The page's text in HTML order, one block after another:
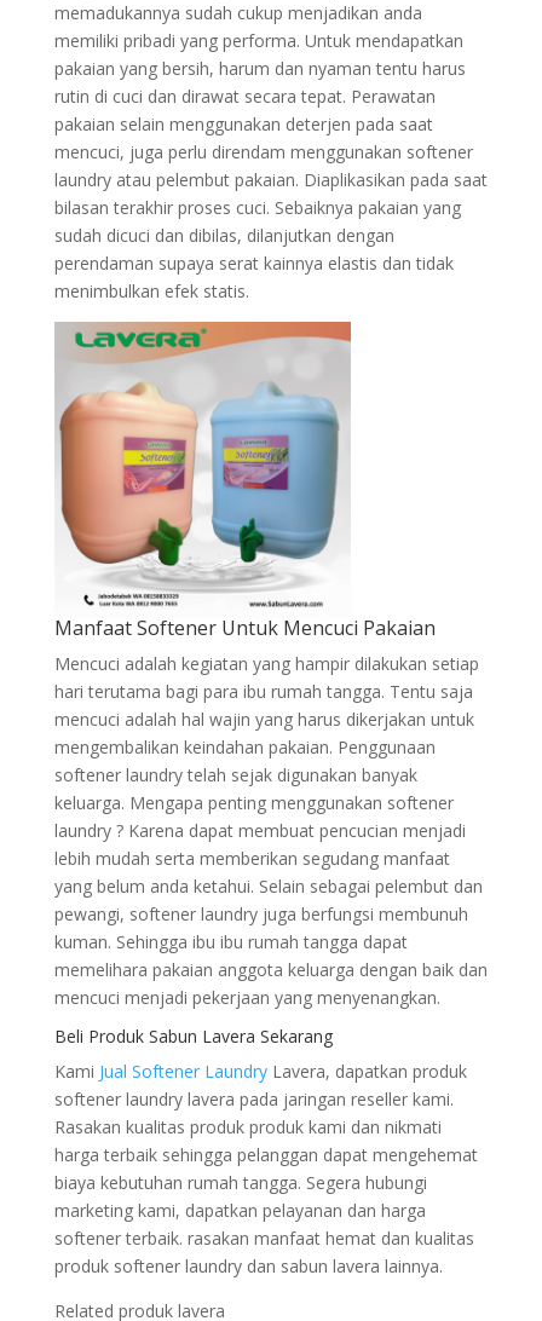
memadukannya sudah cukup menjadikan anda
memiliki pribadi yang performa. Untuk mendapatkan
pakaian yang bersih, harum dan nyaman tentu harus
rutin di cuci dan dirawat secara tepat. Perawatan
pakaian selain menggunakan deterjen pada saat
mencuci, juga perlu direndam menggunakan softener
laundry atau pelembut pakaian. Diaplikasikan pada saat
bilasan terakhir proses cuci. Sebaiknya pakaian yang
sudah dicuci dan dibilas, dilanjutkan dengan
perendaman supaya serat kainnya elastis dan tidak
menimbulkan efek statis.
Manfaat Softener Untuk Mencuci Pakaian
Mencuci adalah kegiatan yang hampir dilakukan setiap
hari terutama bagi para ibu rumah tangga. Tentu saja
mencuci adalah hal wajin yang harus dikerjakan untuk
mengembalikan keindahan pakaian. Penggunaan
softener laundry telah sejak digunakan banyak
keluarga. Mengapa penting menggunakan softener
laundry ? Karena dapat membuat pencucian menjadi
lebih mudah serta memberikan segudang manfaat
yang belum anda ketahui. Selain sebagai pelembut dan
pewangi, softener laundry juga berfungsi membunuh
kuman. Sehingga ibu ibu rumah tangga dapat
memelihara pakaian anggota keluarga dengan baik dan
mencuci menjadi pekerjaan yang menyenangkan.
Beli Produk Sabun Lavera Sekarang
Kami Jual Softener LaundryLavera, dapatkan produk
softener laundry lavera pada jaringan reseller kami.
Rasakan kualitas produk produk kami dan nikmati
harga terbaik sehingga pelanggan dapat mengehemat
biaya kebutuhan rumah tangga. Segera hubungi
marketing kami, dapatkan pelayanan dan harga
softener terbaik. rasakan manfaat hemat dan kualitas
produk softener laundry dan sabun lavera lainnya.
Related produk lavera